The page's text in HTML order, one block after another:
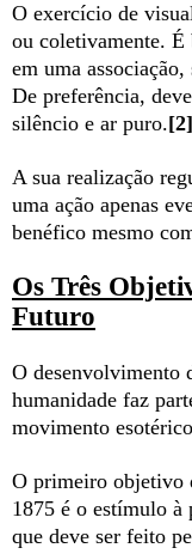
O exercício de
ou coletivamente. É
em uma
De preferência,
silêncio e ar puro.[2]
A sua realização
uma ação apenas
benéfico mesmo
Os Três
Futuro
O desenvolvimento
humanidade faz
movimento
O primeiro objetivo
1875 é o estímulo à
que deve ser feito